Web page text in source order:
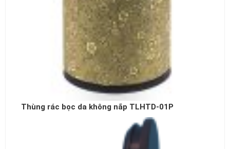
Thùng rác bọc da không nắp TLHTD-01P